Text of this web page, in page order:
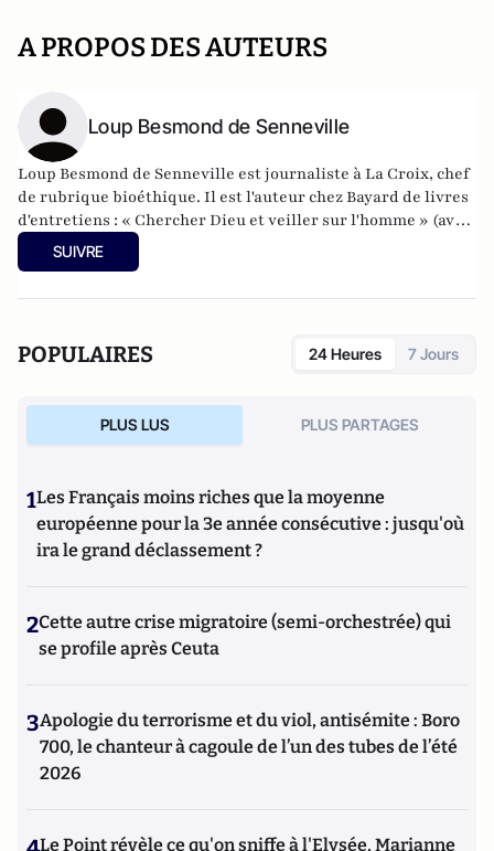
A PROPOS DES AUTEURS
Loup Besmond de Senneville
Loup Besmond de Senneville est journaliste à La Croix, chef
de rubrique bioéthique. Il est l'auteur chez Bayard de livres
d'entretiens : « Chercher Dieu et veiller sur l'homme » (avec
X. Lacroix) et « Protestants-Catholiques. Ce qui nous sépare
encore » (avec M. Kubler et F. Clavairoly).
SUIVRE
POPULAIRES 24 Heures 7 Jours
PLUS LUS PLUS PARTAGES
1Les Français moins riches que la moyenne
européenne pour la 3e année consécutive : jusqu'où
ira le grand déclassement ?
2Cette autre crise migratoire (semi-orchestrée) qui
se profile après Ceuta
3Apologie du terrorisme et du viol, antisémite : Boro
700, le chanteur à cagoule de l’un des tubes de l’été
2026
Le Point révèle ce qu'on sniffe à l'Elysée, Marianne